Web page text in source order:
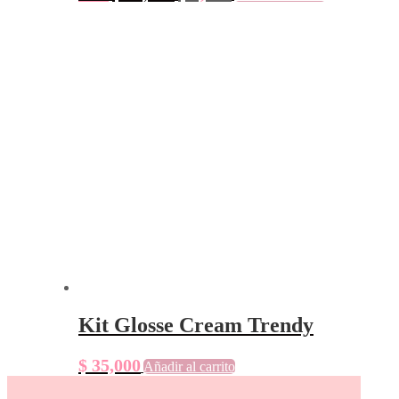
precio
precio
Kit Glosse Cream Trendy
$ 35,000Añadir al carrito